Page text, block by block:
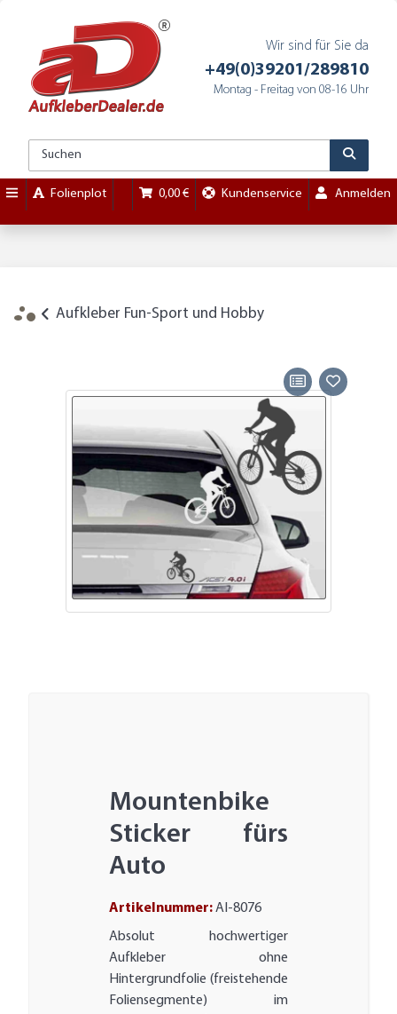
Wir sind für Sie da
+49(0)39201/289810
Montag - Freitag von 08-16 Uhr
Folienplot 0,00 € Kundenservice Anmelden
Aufkleber Fun-Sport und Hobby
Mountenbike
Sticker fürs
Auto
Artikelnummer:AI-8076
Absolut hochwertiger
Aufkleber ohne
Hintergrundfolie (freistehende
Foliensegmente) im